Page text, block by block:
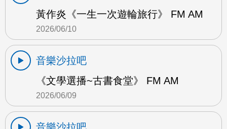
黃作炎《一生一次遊輪旅行》 FM AM
2026/06/10
音樂沙拉吧
《文學選播~古書食堂》 FM AM
2026/06/09